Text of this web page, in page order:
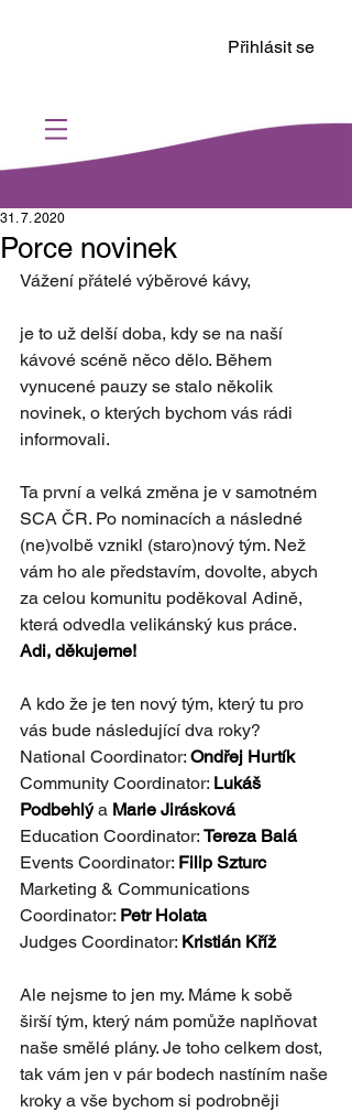
Přihlásit se
Porce novinek
31. 7. 2020
Vážení přátelé výběrové kávy,
je to už delší doba, kdy se na naší
kávové scéně něco dělo. Během
vynucené pauzy se stalo několik
novinek, o kterých bychom vás rádi
informovali.
Ta první a velká změna je v samotném
SCA ČR. Po nominacích a následné
(ne)volbě vznikl (staro)nový tým. Než
vám ho ale představím, dovolte, abych
za celou komunitu poděkoval Adině,
která odvedla velikánský kus práce.
Adi, děkujeme!
A kdo že je ten nový tým, který tu pro
vás bude následující dva roky?
National Coordinator: Ondřej Hurtík
Community Coordinator: Lukáš
Podbehlý a Marie Jirásková
Education Coordinator: Tereza Balá
Events Coordinator: Filip Szturc
Marketing & Communications
Coordinator: Petr Holata
Judges Coordinator: Kristián Kříž
Ale nejsme to jen my. Máme k sobě
širší tým, který nám pomůže naplňovat
naše smělé plány. Je toho celkem dost,
tak vám jen v pár bodech nastíním naše
kroky a vše bychom si podrobněji